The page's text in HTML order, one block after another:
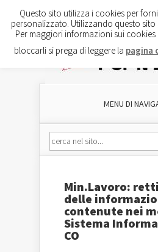
MENU DI
Min.Lavoro:
delle
contenute nei
Sistema
CO
Questo sito utilizza i cookies per
personalizzato. Utilizzando questo
Per maggiori informazioni sui
bloccarli si prega di leggere la pagina